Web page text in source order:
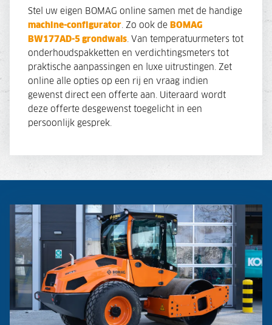
Stel uw eigen BOMAG online samen met de handige
machine-configurator . Zo ook de BOMAG
BW177AD-5 grondwals . Van temperatuurmeters tot
onderhoudspakketten en verdichtingsmeters tot
praktische aanpassingen en luxe uitrustingen. Zet
online alle opties op een rij en vraag indien
gewenst direct een offerte aan. Uiteraard wordt
deze offerte desgewenst toegelicht in een
persoonlijk gesprek.